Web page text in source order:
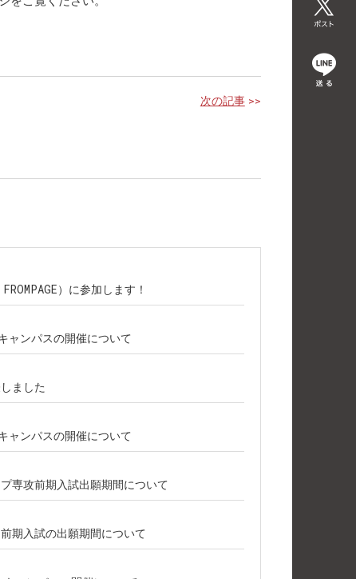
次の記事>>
）に参加します！
ャンパスの開催について
ました
ャンパスの開催について
専攻前期入試出願期間について
期入試の出願期間について